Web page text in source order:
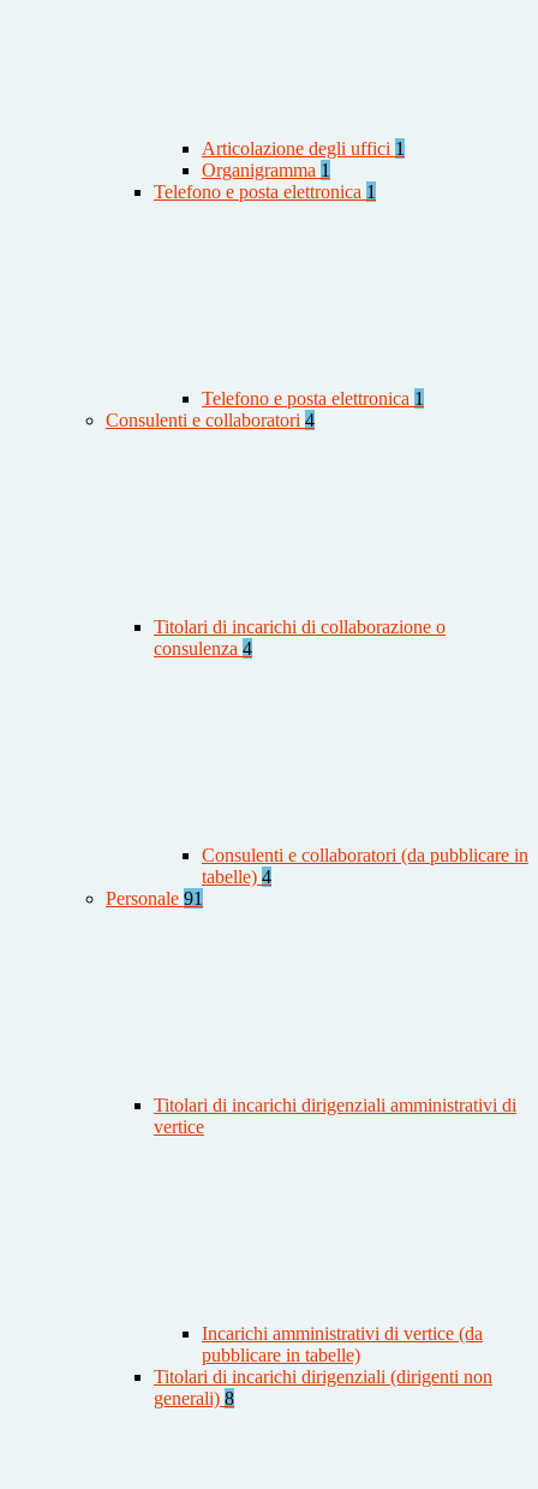
Articolazione degli uffici 1
Organigramma 1
Telefono e posta elettronica 1
Telefono e posta elettronica 1
Consulenti e collaboratori 4
Titolari di incarichi di collaborazione o
consulenza 4
Consulenti e collaboratori (da pubblicare in
tabelle) 4
Personale 91
Titolari di incarichi dirigenziali amministrativi di
vertice
Incarichi amministrativi di vertice (da
pubblicare in tabelle)
Titolari di incarichi dirigenziali (dirigenti non
generali) 8